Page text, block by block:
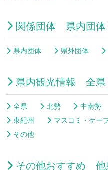
関係団体 県内団体
県内団体 県外団体
県内観光情報 全県
全県 北勢 中南勢
東紀州
マスコミ・ケー
その他
その他おすすめ 他